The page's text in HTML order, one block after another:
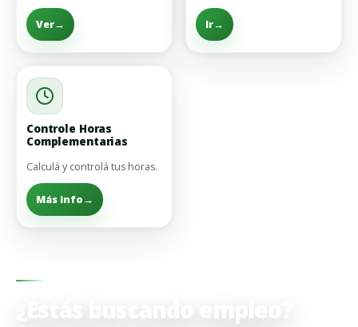
Ver→ Ir→
Controle Horas
Complementarias
Calculá y controlá tus horas.
Más info→